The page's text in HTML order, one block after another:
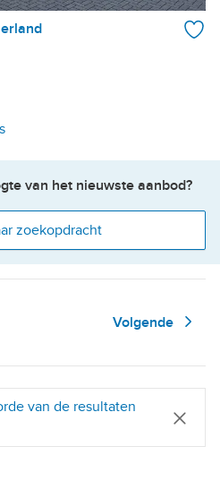
van het nieuwste aanbod?
zoekopdracht
Volgende
van de resultaten